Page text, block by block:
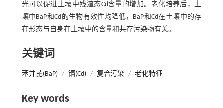
光可以促进土壤中残渣态Cd含量的增加。老化培养后，土
壤中BaP和Cd的生物有效性均降低，BaP和Cd在土壤中的存
在形态与自身在土壤中的含量和共存污染物有关。
关键词
苯并芘(BaP) / 镉(Cd) / 复合污染 / 老化特征
Key words